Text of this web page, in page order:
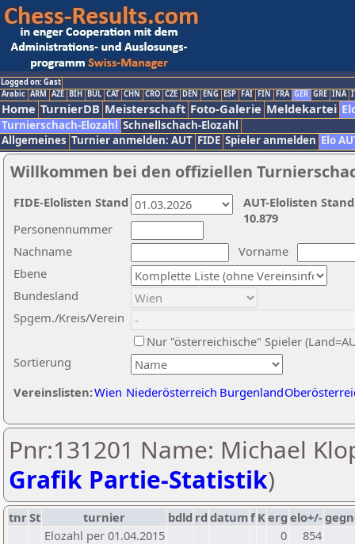
Logged on: Gast
Arabic ARM AZE BIH BUL CAT CHN CRO CZE DEN ENG ESP FAI FIN FRA GER GRE INA
Home TurnierDB Meisterschaft Foto-Galerie Meldekartei
Turnierschach-Elozahl Schnellschach-Elozahl
Allgemeines Turnier anmelden: AUT FIDE Spieler anmelden Elo
Willkommen bei den offiziellen
Nachname
Vorname
Ebene
Sortierung
Personennummer
Bundesland
Spgem./Kreis/Verein
Nur "österreichische" Spieler
Vereinslisten:Wien Niederösterreich Burgenland
AUT-Elolisten
10.879
FIDE-Elolisten Stand
Pnr:131201 Name: Michael
Grafik Partie-Statistik)
tnrSt turnier bdld rd datumf Kerg elo+/-
Elozahl per 01.04.2015
0
854